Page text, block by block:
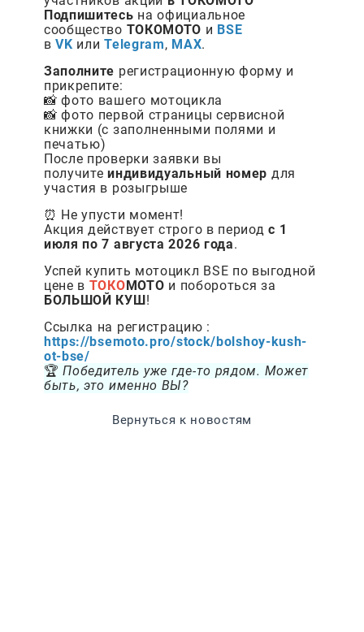
Подпишитесь на официальное
сообщество ТОКОМОТО и BSE
вVK илиTelegram, MAX.
Заполните регистрационную форму и
прикрепите:
📸 фото вашего мотоцикла
📸 фото первой страницы сервисной
книжки (с заполненными полями и
печатью)
После проверки заявки вы
получитеиндивидуальный номер для
участия в розыгрыше
⏰ Не упусти момент!
Акция действует строго в периодс 1
июля по 7 августа 2026 года.
Успей купить мотоцикл BSE по выгодной
цене в ТОКО МОТО и побороться за
БОЛЬШОЙ КУШ !
Ссылка на регистрацию :
https://bsemoto.pro/stock/bolshoy-kush-
ot-bse/
🏆Победитель уже где-то рядом. Может
быть, это именно ВЫ?
Вернуться к новостям